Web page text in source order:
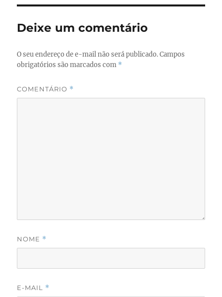
o
o
o
n
Deixe um comentário
O seu endereço de e-mail não será publicado. Campos
obrigatórios são marcados com *
COMENTÁRIO *
NOME *
E-MAIL *